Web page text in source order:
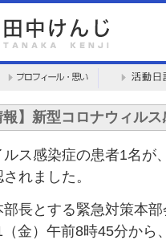
】新型コロナウィル
ス感染症の患者1名が
れました。
長とする緊急対策本
金）午前8時45分から